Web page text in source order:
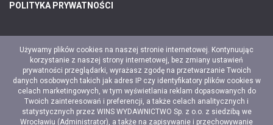
POLITYKA PRYWATNOŚCI
Używamy plików cookies na naszej stronie internetowej. Kontynuując
korzystanie z naszej strony internetowej, bez zmiany ustawień
prywatności przeglądarki, wyrażasz zgodę na przetwarzanie Twoich
danych osobowych takich jak adres IP czy identyfikatory plików cookies w
celach marketingowych, w tym wyświetlania reklam dopasowanych do
Twoich zainteresowań i preferencji, a także celach analitycznych i
statystycznych przez WINS WYDAWNICTWO Sp. z o.o. z siedzibą we
Wrocławiu (Administrator), a także na zapisywanie i przechowywanie